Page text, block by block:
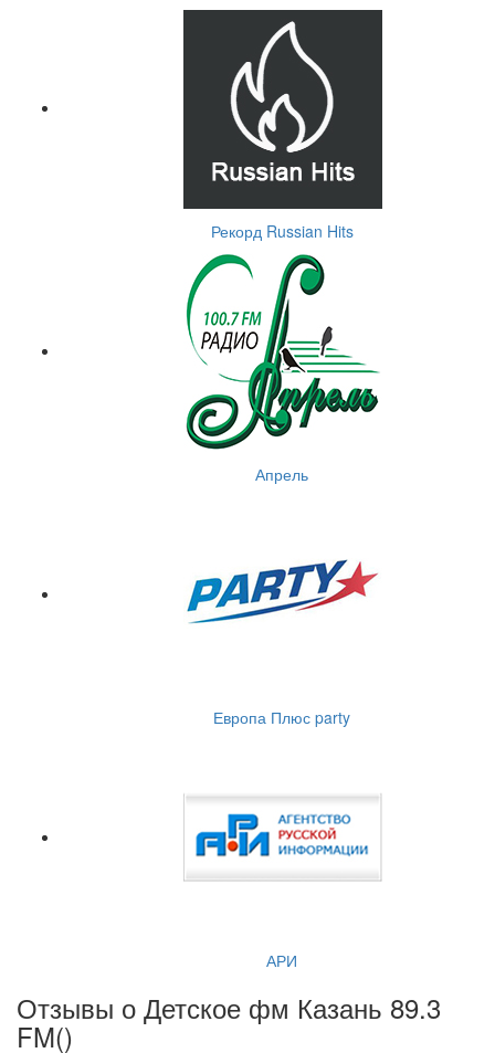
Рекорд Russian Hits
Апрель
Европа Плюс party
АРИ
Отзывы о Детское фм Казань 89.3
FM()